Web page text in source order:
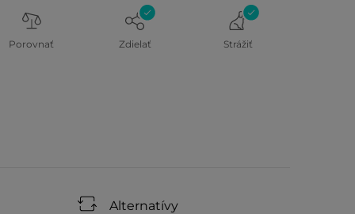
Porovnať Zdielať Strážiť
Alternatívy